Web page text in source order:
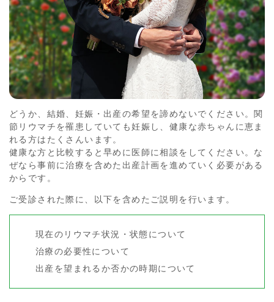
どうか、結婚、妊娠・出産の希望を諦めないでください。関
節リウマチを罹患していても妊娠し、健康な赤ちゃんに恵ま
れる方はたくさんいます。
健康な方と比較すると早めに医師に相談をしてください。な
ぜなら事前に治療を含めた出産計画を進めていく必要がある
からです。
ご受診された際に、以下を含めたご説明を行います。
現在のリウマチ状況・状態について
治療の必要性について
出産を望まれるか否かの時期について